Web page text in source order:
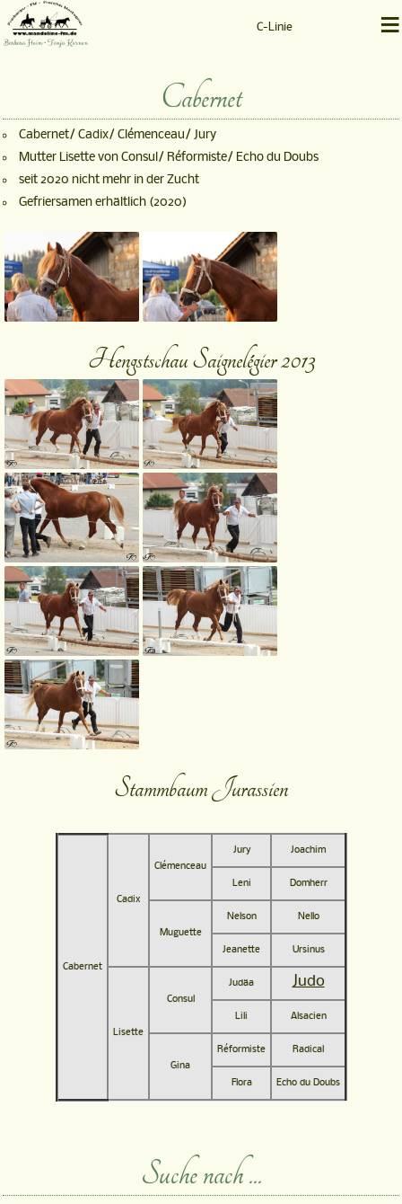
Barbara Heim • Tanja Kernen
C-Linie ≡
Cabernet
Cabernet/ Cadix/ Clémenceau/ Jury
Mutter Lisette von Consul/ Réformiste/ Echo du Doubs
seit 2020 nicht mehr in der Zucht
Gefriersamen erhältlich (2020)
Hengstschau Saignelégier 2013
Stammbaum Jurassien
Cabernet
Cadix
Clémenceau
Jury Joachim
Leni Domherr
Muguette
Nelson Nello
Jeanette Ursinus
Lisette
Consul
Judäa Judo
Lili Alsacien
Gina
Réformiste Radical
Flora Echo du Doubs
Suche nach ...